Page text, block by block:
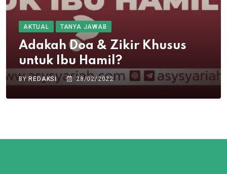
AKTUAL TANYA JAWAB
Adakah Doa & Zikir Khusus
untuk Ibu Hamil?
BYREDAKSI 28/02/2022